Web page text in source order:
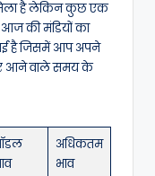
है लेकिन कुछ एक
आज की मंडियों का
है जिसमें आप अपने
आने वाले समय के
अधिकतम
भाव